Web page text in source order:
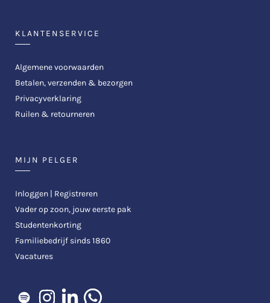
KLANTENSERVICE
Algemene voorwaarden
Betalen, verzenden & bezorgen
Privacyverklaring
Ruilen & retourneren
MIJN PELGER
Inloggen | Registreren
Vader op zoon, jouw eerste pak
Studentenkorting
Familiebedrijf sinds 1860
Vacatures